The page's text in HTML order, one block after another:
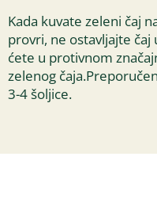
Kada kuvate zeleni čaj
provri, ne ostavljajte
ćete u protivnom
zelenog
3-4 šoljice.